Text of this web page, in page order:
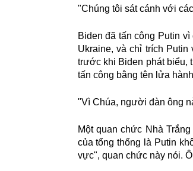
"Chúng tôi sát cánh với
Biden đã tấn công Putin
Ukraine, và chỉ trích
trước khi Biden phát biểu,
tấn công bằng tên lửa
"Vì Chúa, người đàn ông
Một quan chức Nhà
của tổng thống là Putin
vực", quan chức này nói.